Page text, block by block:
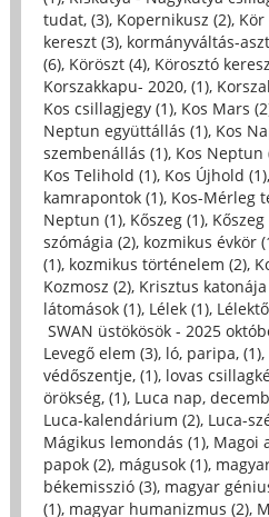
tudat, (3), Kopernikusz (2), Kör
kereszt (3), kormányváltás-
(6), Köröszt (4), Körosztó
Korszakkapu- 2020, (1),
Kos csillagjegy (1), Kos Mars
Neptun együttállás (1), Kos
szembenállás (1), Kos Neptun
Kos Telihold (1), Kos Újhold (1),
kamrapontok (1), Kos-Mérleg
Neptun (1), Kőszeg (1),
szómágia (2), kozmikus évkör
(1), kozmikus történelem (2),
Kozmosz (2), Krisztus katonája
látomások (1), Lélek (1),
SWAN üstökösök - 2025
Levegő elem (3), ló, paripa, (1),
védőszentje, (1), lovas
örökség, (1), Luca nap,
Luca-kalendárium (2), Luca-
Mágikus lemondás (1), Magoi
papok (2), mágusok (1),
békemisszió (3), magyar
(1), magyar humanizmus (2),